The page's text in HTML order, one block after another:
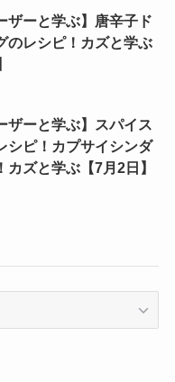
ザーと学ぶ】唐辛子ド
のレシピ！カズと学ぶ
ザーと学ぶ】スパイス
シピ！カプサイシンダ
カズと学ぶ【7月2日】